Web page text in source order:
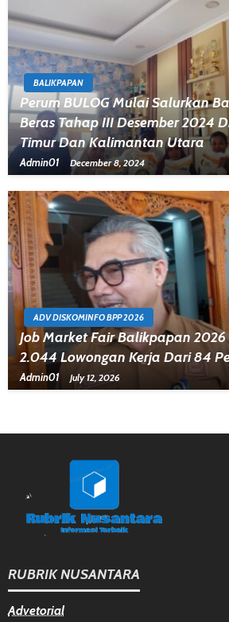
BALIKPAPAN
Perum BULOG Mulai Salurkan
Beras Tahap III Desember 2024
Timur Dan Kalimantan Utara
Admin01 December 8, 2024
ADV DISKOMINFO BPP 2026
Job Market Fair Balikpapan
2.044 Lowongan Kerja Dari 84
Admin01 July 12, 2026
RUBRIK NUSANTARA
Advetorial